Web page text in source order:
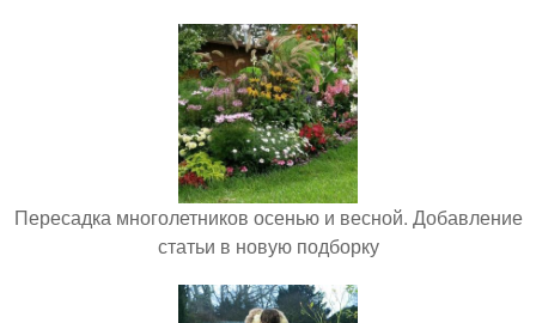
Пересадка многолетников осенью и весной. Добавление
статьи в новую подборку